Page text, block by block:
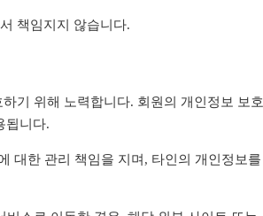
책임지지 않습니다.
기 위해 노력합니다. 회원의 개인정보 보호
됩니다.
대한 관리 책임을 지며, 타인의 개인정보를